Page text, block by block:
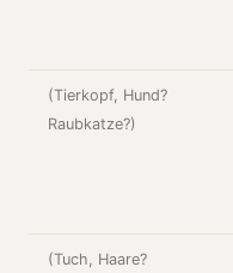
(Tierkopf, Hund?
Raubkatze?)
(Tuch, Haare?